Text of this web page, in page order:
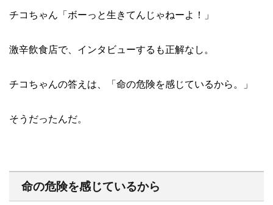
チコちゃん「ボーっと生きてんじゃねーよ！」
激辛飲食店で、インタビューするも正解なし。
チコちゃんの答えは、「命の危険を感じているから。」
そうだったんだ。
命の危険を感じているから